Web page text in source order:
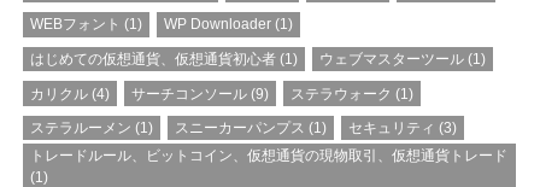
WEBフォント (1) WP Downloader(1)
はじめての仮想通貨、仮想通貨初心者(1) ウェブマスターツール(1)
カリクル(4) サーチコンソール(9) ステラウォーク (1)
ステラルーメン (1) スニーカーパンプス (1) セキュリティ (3)
トレードルール、ビットコイン、仮想通貨の現物取引、仮想通貨トレード
(1)